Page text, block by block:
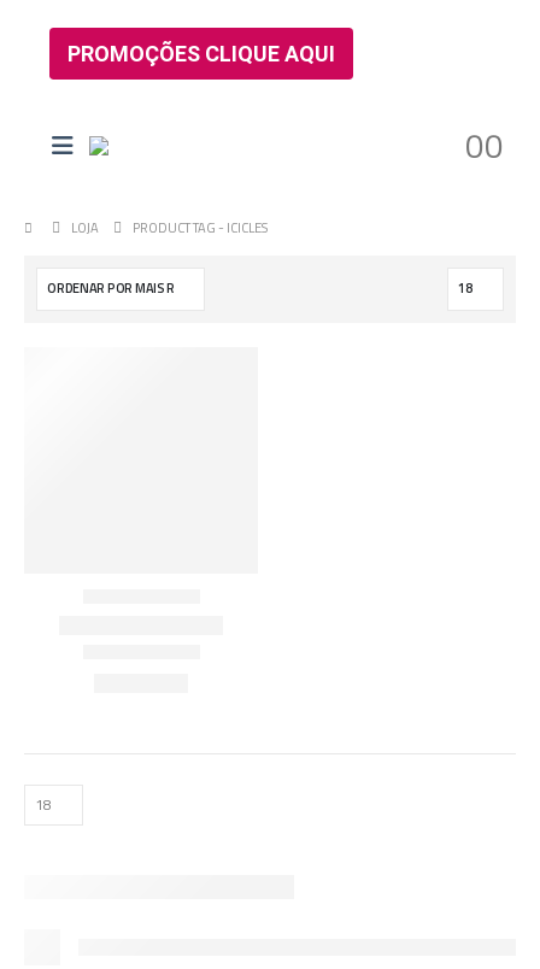
PROMOÇÕES CLIQUE AQUI
00
LOJA PRODUCT TAG - ICICLES